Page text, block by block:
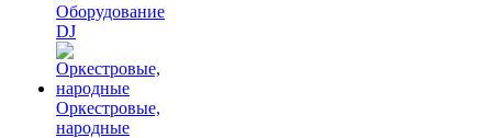
Оборудование
DJ
Оркестровые,
народные